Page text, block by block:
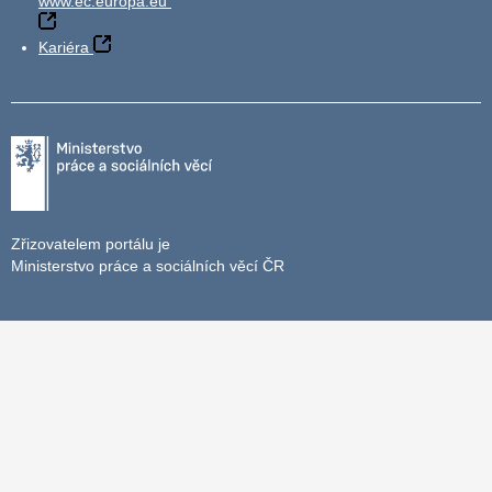
Kariéra
Zřizovatelem portálu je
Ministerstvo práce a sociálních věcí ČR